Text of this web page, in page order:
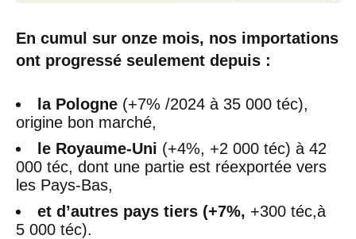
En cumul sur onze mois, nos importations
ont progressé seulement depuis :
la Pologne (+7% /2024 à 35 000 téc),
origine bon marché,
le Royaume-Uni (+4%, +2 000 téc) à 42
000 téc, dont une partie est réexportée vers
les Pays-Bas,
et d’autres pays tiers (+7%, +300 téc,à
5 000 téc).